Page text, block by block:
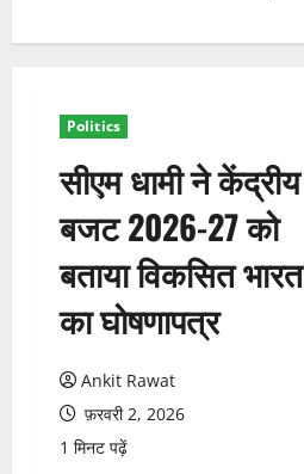
Politics
सीएम धामी ने केंद्रीय
बजट 2026-27 को
बताया विकसित भारत
का घोषणापत्र
Ankit Rawat
फ़रवरी 2, 2026
1 मिनट पढ़ें